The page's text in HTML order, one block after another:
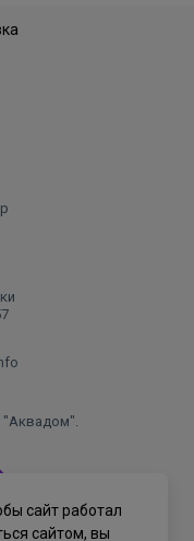
сайт работал
сайтом, вы